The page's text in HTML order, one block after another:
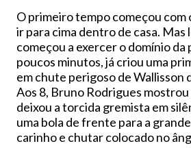
O primeiro tempo começou
ir para cima dentro de casa. Mas
começou a exercer o domínio da
poucos minutos, já criou uma
em chute perigoso de Wallisson
Aos 8, Bruno Rodrigues
deixou a torcida gremista em
uma bola de frente para a
carinho e chutar colocado no